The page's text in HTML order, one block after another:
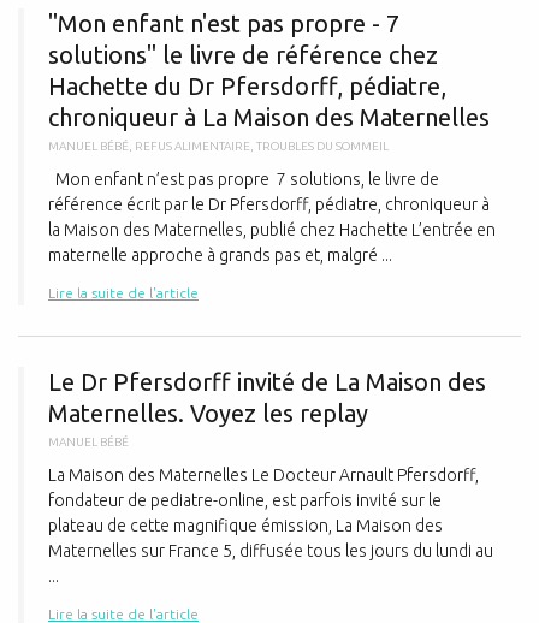
"Mon enfant n'est pas propre - 7
solutions" le livre de référence chez
Hachette du Dr Pfersdorff, pédiatre,
chroniqueur à La Maison des Maternelles
MANUEL BÉBÉ REFUS ALIMENTAIRE TROUBLES DU SOMMEIL
Mon enfant n’est pas propre 7 solutions, le livre de
référence écrit par le Dr Pfersdorff, pédiatre, chroniqueur à
la Maison des Maternelles, publié chez Hachette L’entrée en
maternelle approche à grands pas et, malgré ...
Lire la suite de l'article
Le Dr Pfersdorff invité de La Maison des
Maternelles. Voyez les replay
MANUEL BÉBÉ
La Maison des Maternelles Le Docteur Arnault Pfersdorff,
fondateur de pediatre-online, est parfois invité sur le
plateau de cette magnifique émission, La Maison des
Maternelles sur France 5, diffusée tous les jours du lundi au
...
Lire la suite de l'article